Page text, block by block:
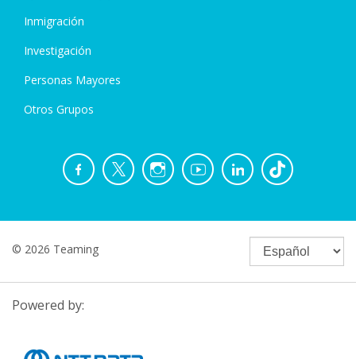
Inmigración
Investigación
Personas Mayores
Otros Grupos
© 2026 Teaming
Powered by: